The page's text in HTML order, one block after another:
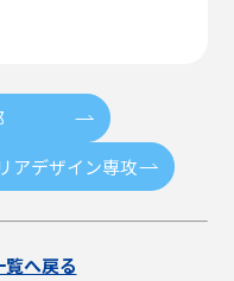
アデザイン専攻
へ戻る